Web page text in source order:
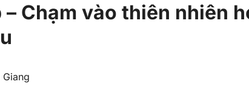
– Chạm vào thiên nhiên